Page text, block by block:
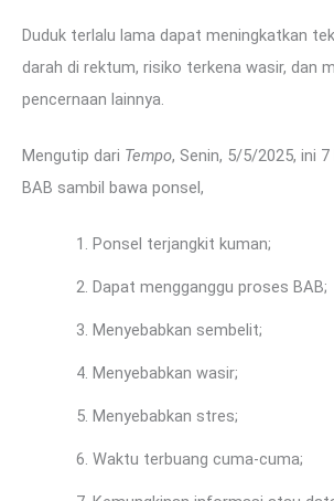
Duduk terlalu lama dapat meningkatkan
darah di rektum, risiko terkena wasir, dan
pencernaan lainnya.
Mengutip dari Tempo, Senin, 5/5/2025, ini
BAB sambil bawa ponsel,
Ponsel terjangkit kuman;
Dapat mengganggu proses BAB;
Menyebabkan sembelit;
Menyebabkan wasir;
Menyebabkan stres;
Waktu terbuang cuma-cuma;